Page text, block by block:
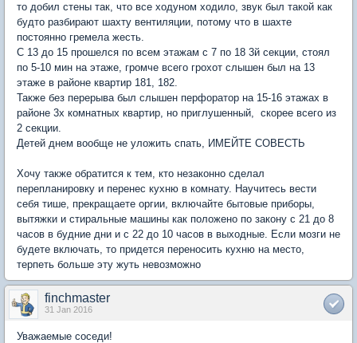
то добил стены так, что все ходуном ходило, звук был такой как
будто разбирают шахту вентиляции, потому что в шахте
постоянно гремела жесть.
С 13 до 15 прошелся по всем этажам с 7 по 18 3й секции, стоял
по 5-10 мин на этаже, громче всего грохот слышен был на 13
этаже в районе квартир 181, 182.
Также без перерыва был слышен перфоратор на 15-16 этажах в
районе 3х комнатных квартир, но приглушенный, скорее всего из
2 секции.
Детей днем вообще не уложить спать, ИМЕЙТЕ СОВЕСТЬ
Хочу также обратится к тем, кто незаконно сделал
перепланировку и перенес кухню в комнату. Научитесь вести
себя тише, прекращаете оргии, включайте бытовые приборы,
вытяжки и стиральные машины как положено по закону с 21 до 8
часов в будние дни и с 22 до 10 часов в выходные. Если мозги не
будете включать, то придется переносить кухню на место,
терпеть больше эту жуть невозможно
finchmaster
31 Jan 2016
Уважаемые соседи!